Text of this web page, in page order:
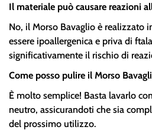
Il materiale può causare reazioni
No, il Morso Bavaglio è realizzato
essere ipoallergenica e priva di
significativamente il rischio di
Come posso pulire il Morso
È molto semplice! Basta lavarlo
neutro, assicurandoti che sia
del prossimo utilizzo.